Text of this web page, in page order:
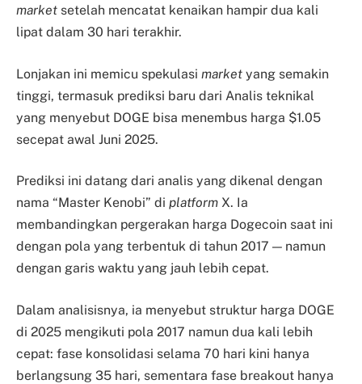
market setelah mencatat kenaikan hampir dua kali
lipat dalam 30 hari terakhir.
Lonjakan ini memicu spekulasi market yang semakin
tinggi, termasuk prediksi baru dari Analis teknikal
yang menyebut DOGE bisa menembus harga $1.05
secepat awal Juni 2025.
Prediksi ini datang dari analis yang dikenal dengan
nama “Master Kenobi” di platform X. Ia
membandingkan pergerakan harga Dogecoin saat ini
dengan pola yang terbentuk di tahun 2017 — namun
dengan garis waktu yang jauh lebih cepat.
Dalam analisisnya, ia menyebut struktur harga DOGE
di 2025 mengikuti pola 2017 namun dua kali lebih
cepat: fase konsolidasi selama 70 hari kini hanya
berlangsung 35 hari, sementara fase breakout hanya